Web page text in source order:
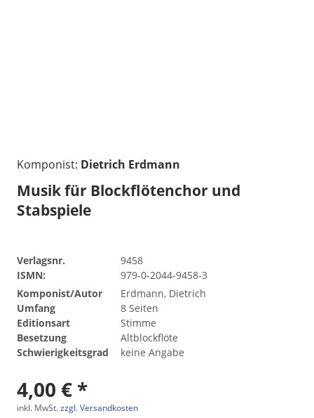
Komponist: Dietrich Erdmann
Musik für Blockflötenchor und
Stabspiele
Verlagsnr.
9458
ISMN:
979-0-2044-9458-3
Komponist/Autor
Erdmann, Dietrich
Umfang
8 Seiten
Editionsart
Stimme
Besetzung
Altblockflöte
Schwierigkeitsgrad
keine Angabe
4,00 € *
inkl. MwSt.zzgl. Versandkosten